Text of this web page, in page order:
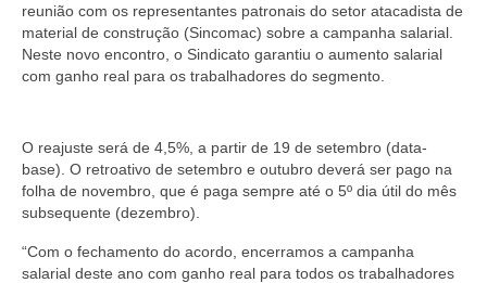
DENÚNCIAS
SERVIÇOS
Cadastro de empresa
Homologações
Jurídico
reunião com os representantes patronais do setor atacadista de
material de construção (Sincomac) sobre a campanha salarial.
Neste novo encontro, o Sindicato garantiu o aumento salarial
com ganho real para os trabalhadores do segmento.
O reajuste será de 4,5%, a partir de 19 de setembro (data-
base). O retroativo de setembro e outubro deverá ser pago na
folha de novembro, que é paga sempre até o 5º dia útil do mês
subsequente (dezembro).
“Com o fechamento do acordo, encerramos a campanha
salarial deste ano com ganho real para todos os trabalhadores